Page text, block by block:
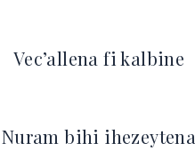
Vec’allena fi kalbine
Nuram bihi ihezeytena